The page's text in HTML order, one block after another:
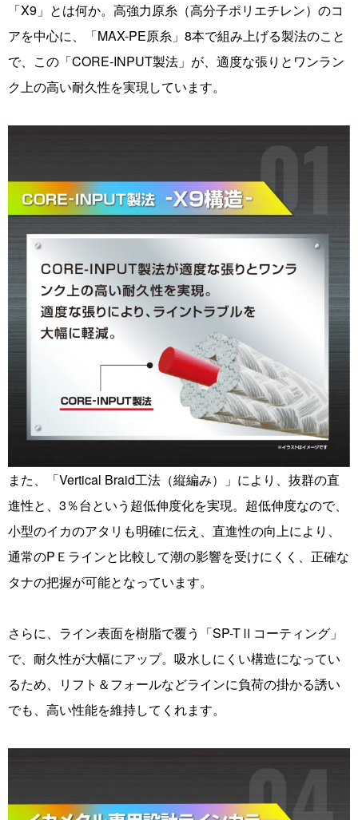
「X9」とは何か。高強力原糸（高分子ポリエチレン）のコ
アを中心に、「MAX-PE原糸」8本で組み上げる製法のこと
で、この「CORE-INPUT製法」が、適度な張りとワンラン
ク上の高い耐久性を実現しています。
また、「Vertical Braid工法（縦編み）」により、抜群の直
進性と、3％台という超低伸度化を実現。超低伸度なので、
小型のイカのアタリも明確に伝え、直進性の向上により、
通常のPＥラインと比較して潮の影響を受けにくく、正確な
タナの把握が可能となっています。
さらに、ライン表面を樹脂で覆う「SP-TⅡコーティング」
で、耐久性が大幅にアップ。吸水しにくい構造になってい
るため、リフト＆フォールなどラインに負荷の掛かる誘い
でも、高い性能を維持してくれます。